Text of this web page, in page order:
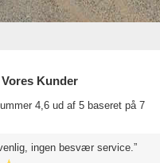
Kunder
4,6 ud af 5 baseret på 7
ingen besvær service.